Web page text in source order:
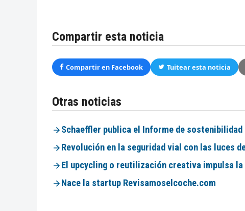
Compartir esta noticia
Compartir en Facebook Tuitear esta noticia
Otras noticias
Schaeffler publica el Informe de sostenibilidad
Revolución en la seguridad vial con las luces
El upcycling o reutilización creativa impulsa
Nace la startup Revisamoselcoche.com